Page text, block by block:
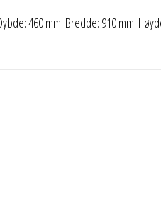
460 mm. Bredde: 910 mm.